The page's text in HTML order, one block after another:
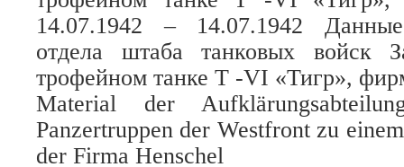
14.07.1942 – 14.07.1942 Данные
отдела штаба танковых войск
трофейном танке Т -VI «Тигр»,
Material der
Panzertruppen der Westfront zu
der Firma Henschel